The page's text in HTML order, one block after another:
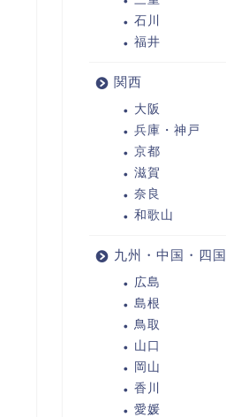
石川
福井
関西
大阪
兵庫・神戸
京都
滋賀
奈良
和歌山
九州・中国・四国
広島
島根
鳥取
山口
岡山
香川
愛媛